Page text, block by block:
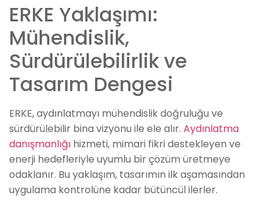
ERKE Yaklaşımı:
Mühendislik,
Sürdürülebilirlik ve
Tasarım Dengesi
ERKE, aydınlatmayı mühendislik doğruluğu ve
sürdürülebilir bina vizyonu ile ele alır. Aydınlatma
danışmanlığı hizmeti, mimari fikri destekleyen ve
enerji hedefleriyle uyumlu bir çözüm üretmeye
odaklanır. Bu yaklaşım, tasarımın ilk aşamasından
uygulama kontrolüne kadar bütüncül ilerler.